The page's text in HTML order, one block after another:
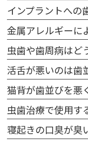
虫歯や歯周病はど
活舌が悪いのは歯
猫背が歯並びを悪
寝起きの口臭が臭